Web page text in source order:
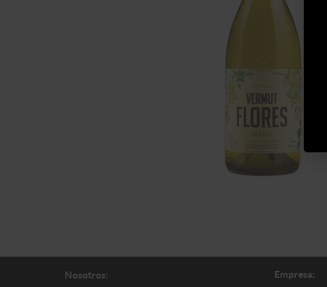
Nosotros: Empresa: